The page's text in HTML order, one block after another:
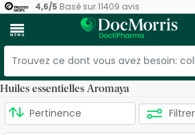
4,6/5 Basé sur11409 avis
menu
Huiles essentielles Aromaya
Filtrer